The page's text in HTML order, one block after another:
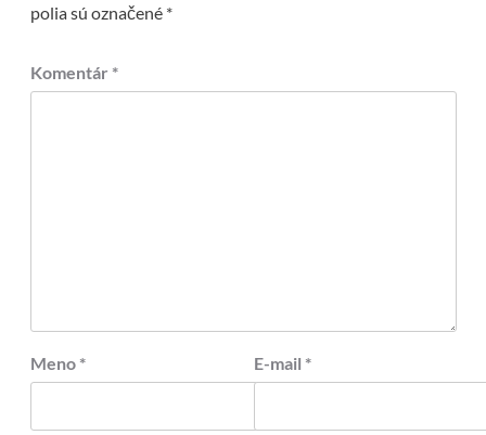
polia sú označené *
Komentár *
Meno * E-mail *